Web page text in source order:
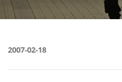
2007-02-18